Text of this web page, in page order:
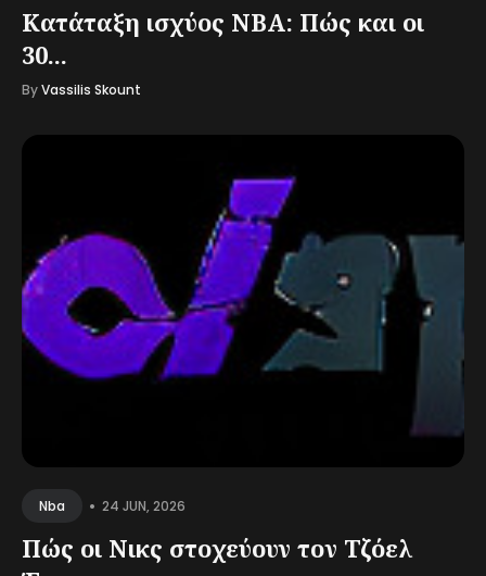
Κατάταξη ισχύος NBA: Πώς και οι
30...
ByVassilis Skount
Nba • 24 JUN, 2026
Πώς οι Νικς στοχεύουν τον Τζόελ